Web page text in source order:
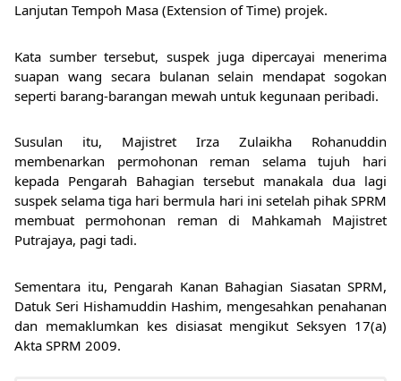
Lanjutan Tempoh Masa (Extension of Time) projek.
Kata sumber tersebut, suspek juga dipercayai menerima
suapan wang secara bulanan selain mendapat sogokan
seperti barang-barangan mewah untuk kegunaan peribadi.
Susulan itu, Majistret Irza Zulaikha Rohanuddin
membenarkan permohonan reman selama tujuh hari
kepada Pengarah Bahagian tersebut manakala dua lagi
suspek selama tiga hari bermula hari ini setelah pihak SPRM
membuat permohonan reman di Mahkamah Majistret
Putrajaya, pagi tadi.
Sementara itu, Pengarah Kanan Bahagian Siasatan SPRM,
Datuk Seri Hishamuddin Hashim, mengesahkan penahanan
dan memaklumkan kes disiasat mengikut Seksyen 17(a)
Akta SPRM 2009.